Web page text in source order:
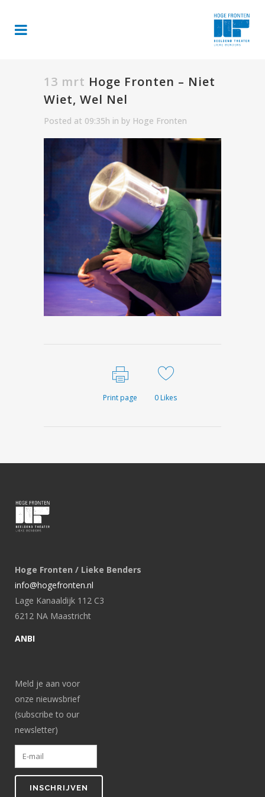
13 mrt Hoge Fronten – Niet
Wiet, Wel Nel
Posted at 09:35h in by Hoge Fronten
Print page 0Likes
Hoge Fronten / Lieke Benders
info@hogefronten.nl
Lage Kanaaldijk 112 C3
6212 NA Maastricht
ANBI
Meld je aan voor
onze nieuwsbrief
(subscribe to our
newsletter)